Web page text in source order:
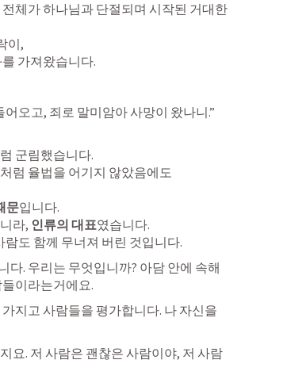
체가 하나님과 단절되며 시작된 거대한
이,
가져왔습니다.
오고, 죄로 말미암아 사망이 왔나니.”
군림했습니다.
럼 율법을 어기지 않았음에도
문입니다.
라, 인류의 대표였습니다.
도 함께 무너져 버린 것입니다.
다. 우리는 무엇입니까? 아담 안에 속해
이라는거에요.
지고 사람들을 평가합니다. 나 자신을
요. 저 사람은 괜찮은 사람이야, 저 사람